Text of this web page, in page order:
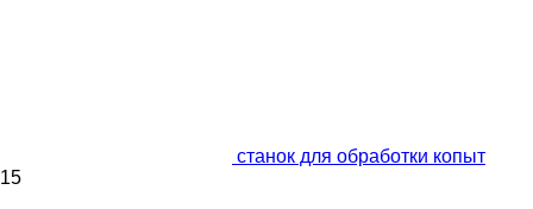
станок для обработки копыт
15